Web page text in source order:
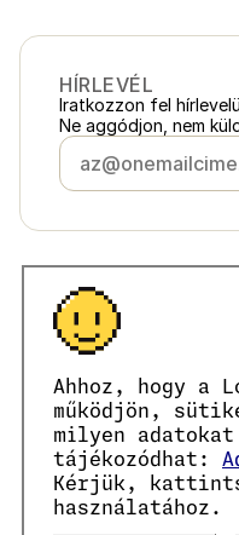
Ahhoz, hogy a
működjön,
milyen
tájékozódhat:
Kérjük,
használatához.
HÍRLEVÉL
Iratkozzon fel
Ne aggódjon, nem
Magyarország
Česko loukykvet.cz
Slovensko
Polska
Österreich
Deutschland
France
Belgiëloukykvet.be
Danmark
© 2016 →
A Loukykvět s.r.o. a
Az EKO-KOM társult
A növényútlevelek
Cégjegyzékszámunk:
A hivatalos tárhely
EORI számunk:
ÁFA-fizetők vagyunk.